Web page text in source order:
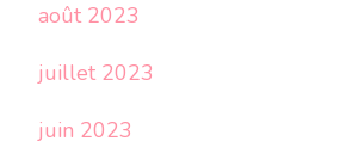
août 2023
juillet 2023
juin 2023